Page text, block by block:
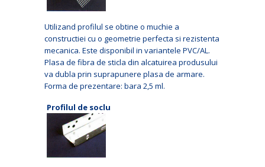
Utilizand profilul se obtine o muchie a
constructiei cu o geometrie perfecta si rezistenta
mecanica. Este disponibil in variantele PVC/AL.
Plasa de fibra de sticla din alcatuirea produsului
va dubla prin suprapunere plasa de armare.
Forma de prezentare: bara 2,5 ml.
Profilul de soclu